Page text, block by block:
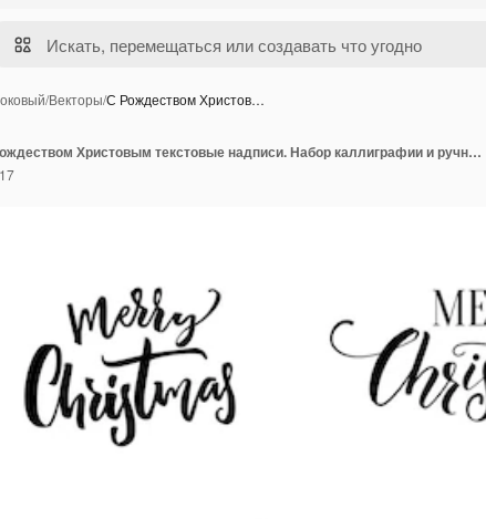
/Векторы/С Рождеством Христов…
С Рождеством Христовым текстовые надписи. Набор каллиграфии и ручной надписи для рождественских поздравительных открыток, тегов и накладок. Черные слова, изолированные на белом фоне.